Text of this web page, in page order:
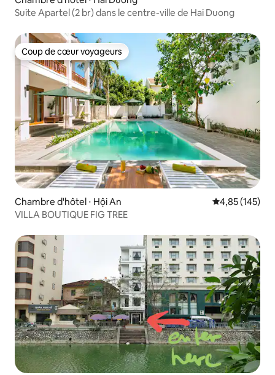
Suite Apartel (2 br) dans le centre-ville de Hai Duong
Coup de cœur voyageurs
Coup de cœur voyageurs
Chambre d'hôtel ⋅ Hội An Évaluation
4,85 (145)
VILLA BOUTIQUE FIG TREE